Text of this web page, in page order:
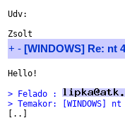
Udv:
+ - [WINDOWS] Re: nt
Hello!
> Felado :
> Temakor: